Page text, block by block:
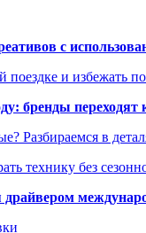
с
поездке и избежать
бренды
Разбираемся в
технику без